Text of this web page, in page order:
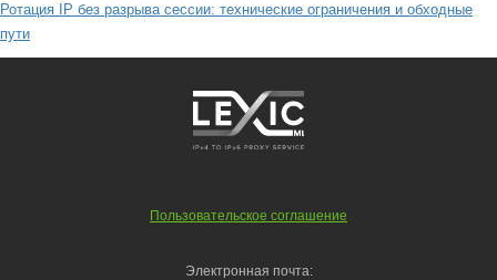
Ротация IP без разрыва сессии: технические ограничения и обходные
пути
Пользовательское соглашение
Электронная почта: